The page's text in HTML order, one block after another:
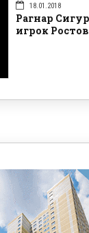
18.01.2018
Рагнар
игрок